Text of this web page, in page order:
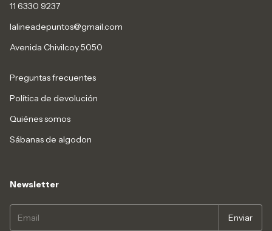
11 6330 9237
lalineadepuntos@gmail.com
Avenida Chivilcoy 5050
Preguntas frecuentes
Política de devolución
Quiénes somos
Sábanas de algodon
Newsletter